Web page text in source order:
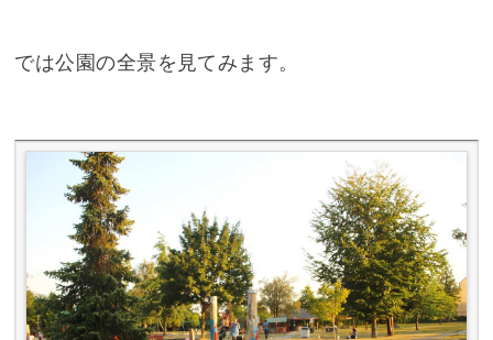
では公園の全景を見てみます。